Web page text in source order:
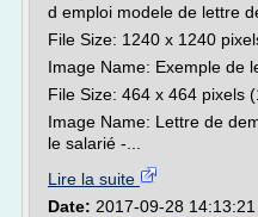
d emploi modele de lettre
File Size: 1240 x 1240
Image Name: Exemple de
File Size: 464 x 464 pixels
Image Name: Lettre de
le salarié -...
Lire la suite
Date: 2017-09-28 14:13:21